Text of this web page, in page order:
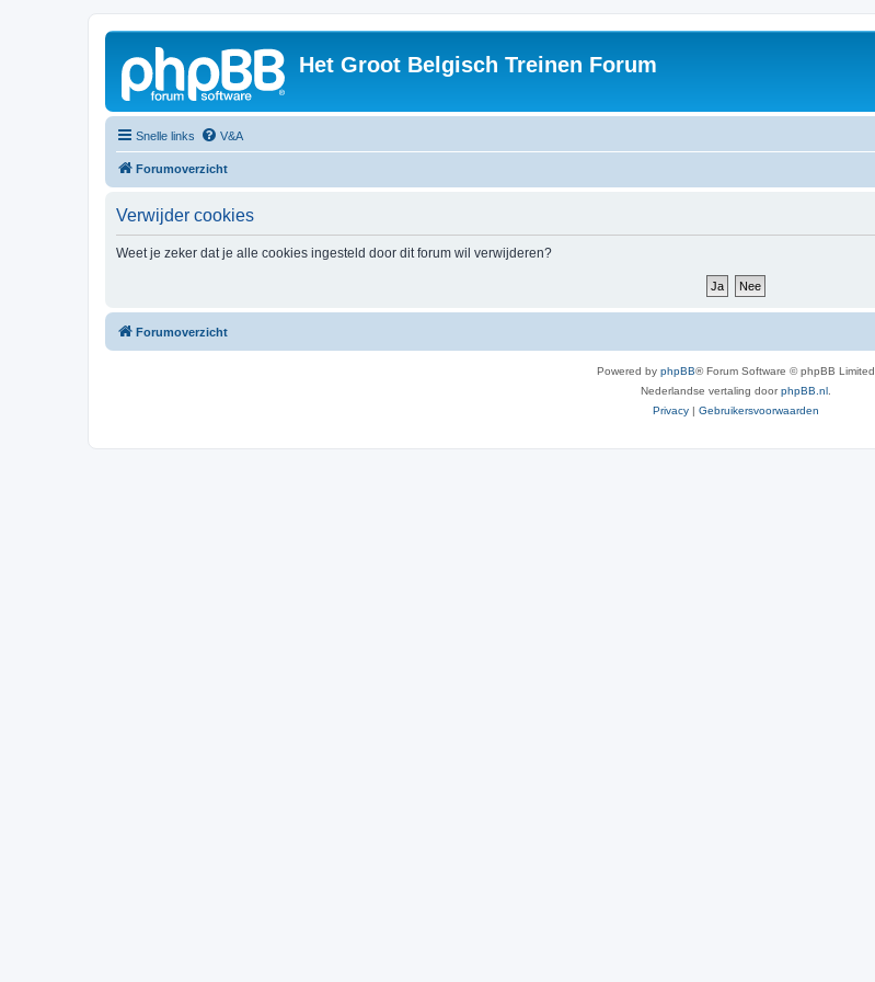
Het Groot Belgisch Treinen Forum
Snelle links V&A
Forumoverzicht
Verwijder cookies
Weet je zeker dat je alle cookies ingesteld door dit forum wil verwijderen?
Forumoverzicht
Powered by phpBB® Forum Software © phpBB Limited
Nederlandse vertaling doorphpBB.nl
Privacy | Gebruikersvoorwaarden